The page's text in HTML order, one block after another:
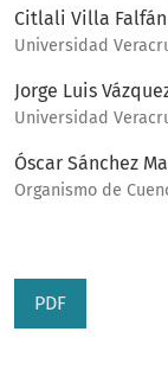
Citlali Villa Falfán
Universidad
Jorge Luis
Universidad
Óscar Sánchez
Organismo de
PDF